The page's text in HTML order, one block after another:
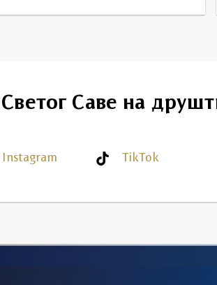
Саве на
Instagram TikTok